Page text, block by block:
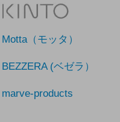
Motta（モッタ）
BEZZERA (ベゼラ）
marve-products